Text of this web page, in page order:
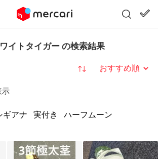
イトタイガー の検索結果
示
並び替え
ギアナ 実付き
ハーフムーン